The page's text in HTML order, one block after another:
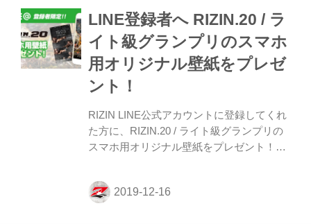
グランプリのポスターをプレゼント、また
BELLATOR JAPAN / RIZIN.20の統一ビジュ
アルとRIZIN.20ビジュアルの2種のポスタ
ーを各1,000円（税込）で販売している。
お得なポスター3種セットは、RIZ...
LINE登録者へ RIZIN.20 / ラ
イト級グランプリのスマホ
用オリジナル壁紙をプレゼ
ント！
RIZIN LINE公式アカウントに登録してくれ
た方に、RIZIN.20 / ライト級グランプリの
スマホ用オリジナル壁紙をプレゼント！こ
壁紙をゲットしよう！ RIZIN FF LINE公式
アカウント 最新情報や先行チケットのご案